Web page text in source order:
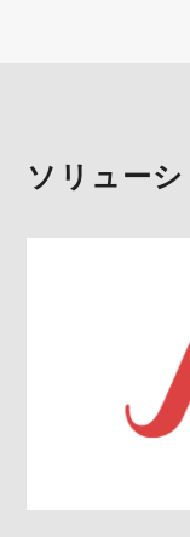
ソリュー